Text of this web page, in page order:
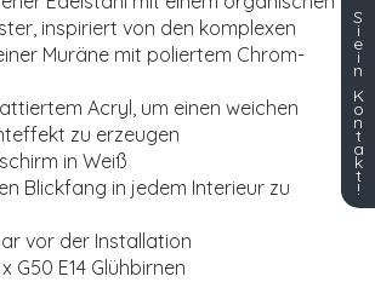
inspiriert von den komplexen
Muräne mit poliertem Chrom-
Acryl, um einen weichen
zu erzeugen
in Weiß
Blickfang in jedem Interieur zu
vor der Installation
G50 E14 Glühbirnen
S
i
e
i
n
K
o
n
t
a
k
t
!